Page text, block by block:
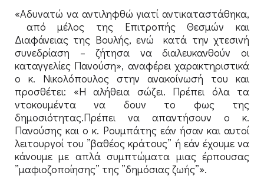
«Αδυνατώ να αντιληφθώ γιατί αντικαταστάθηκα,
από μέλος της Επιτροπής Θεσμών και
Διαφάνειας της Βουλής, ενώ κατά την χτεσινή
συνεδρίαση – ζήτησα να διαλευκανθούν οι
καταγγελίες Πανούση», αναφέρει χαρακτηριστικά
ο κ. Νικολόπουλος στην ανακοίνωσή του και
προσθέτει: «Η αλήθεια σώζει. Πρέπει όλα τα
ντοκουμέντα να δουν το φως της
δημοσιότητας.Πρέπει να απαντήσουν ο κ.
Πανούσης και ο κ. Ρουμπάτης εάν ήσαν και αυτοί
λειτουργοί του ”βαθέος κράτους” ή εάν έχουμε να
κάνουμε με απλά συμπτώματα μιας έρπουσας
”μαφιοζοποίησης” της ”δημόσιας ζωής”».